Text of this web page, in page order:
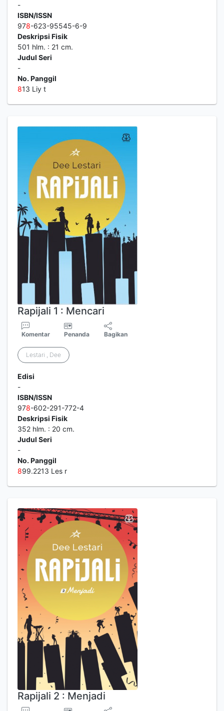
-
ISBN/ISSN
978-623-95545-6-9
Deskripsi Fisik
501 hlm. : 21 cm.
Judul Seri
-
No. Panggil
813 Liy t
Rapijali 1 : Mencari
Komentar Penanda Bagikan
Lestari , Dee
Edisi
-
ISBN/ISSN
978-602-291-772-4
Deskripsi Fisik
352 hlm. : 20 cm.
Judul Seri
-
No. Panggil
899.2213 Les r
Rapijali 2 : Menjadi